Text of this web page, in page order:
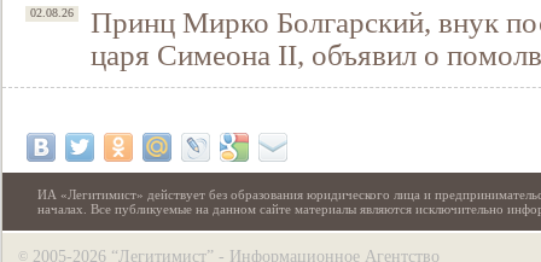
02.08.26
Принц Мирко Болгарский, внук
царя Симеона II, объявил о
ИА «Легитимист» действует без образования юридического лица и
началах. Все публикуемые на данном сайте материалы являются исключительно
© 2005-2026 “Легитимист” - Информационное Агентство